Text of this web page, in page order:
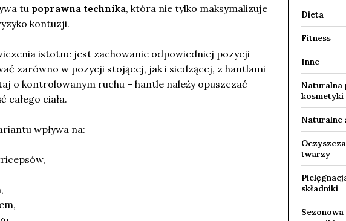
tu poprawna technika, która nie tylko maksymalizuje
kontuzji.
istotne jest zachowanie odpowiedniej pozycji
zarówno w pozycji stojącej, jak i siedzącej, z hantlami
o kontrolowanym ruchu – hantle należy opuszczać
całego ciała.
wpływa na:
Dieta
Fitness
Inne
Naturalna
kosmetyki
Naturalne
twarzy
składniki